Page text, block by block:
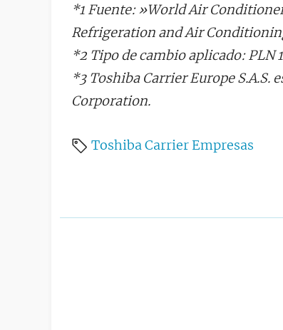
*1 Fuente: »World Air
Refrigeration and Air
*2 Tipo de cambio aplicado: PLN
*3 Toshiba Carrier Europe S.A.S.
Corporation.
ToshibaCarrier Empresas